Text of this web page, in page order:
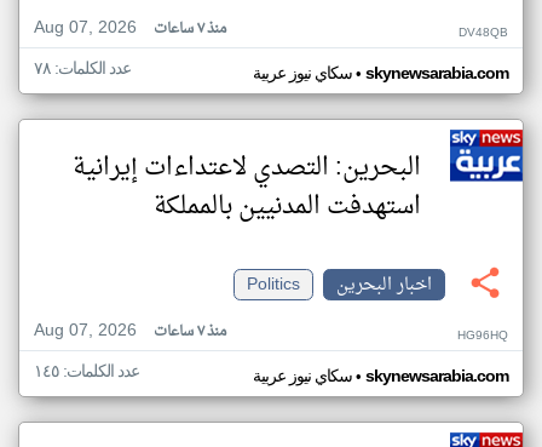
Aug 07, 2026
منذ ٧ ساعات DV48QB
سكاي نيوز عربية• skynewsarabia.com عدد الكلمات: ٧٨
البحرين: التصدي لاعتداءات إيرانية
استهدفت المدنيين بالمملكة
اخبار البحرين
Politics
Aug 07, 2026
منذ ٧ ساعات HG96HQ
سكاي نيوز عربية• skynewsarabia.com عدد الكلمات: ١٤٥